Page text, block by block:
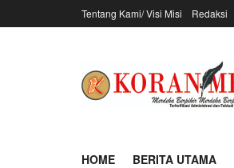
Tentang Kami/ Visi Misi Redaksi
HOME BERITA UTAMA